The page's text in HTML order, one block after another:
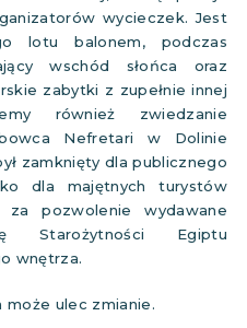
wycieczek. Jest
lotu balonem, podczas
wschód słońca oraz
zabytki z zupełnie innej
również zwiedzanie
Nefretari w Dolinie
zamknięty dla publicznego
dla majętnych turystów
za pozwolenie wydawane
Starożytności Egiptu
wnętrza.
może ulec zmianie.